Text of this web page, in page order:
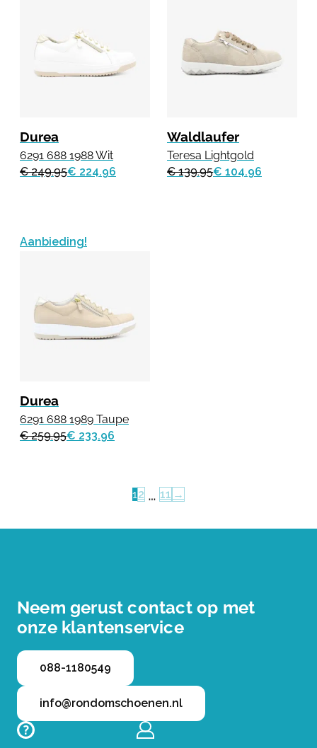
Durea
6291 688 1988 Wit
€ 249.95€ 224.96
Waldlaufer
Teresa Lightgold
€ 139.95€ 104.96
Aanbieding!
Durea
6291 688 1989 Taupe
€ 259.95€ 233.96
12 … 11 →
Neem gerust contact op met
onze klantenservice
088-1180549
info@rondomschoenen.nl